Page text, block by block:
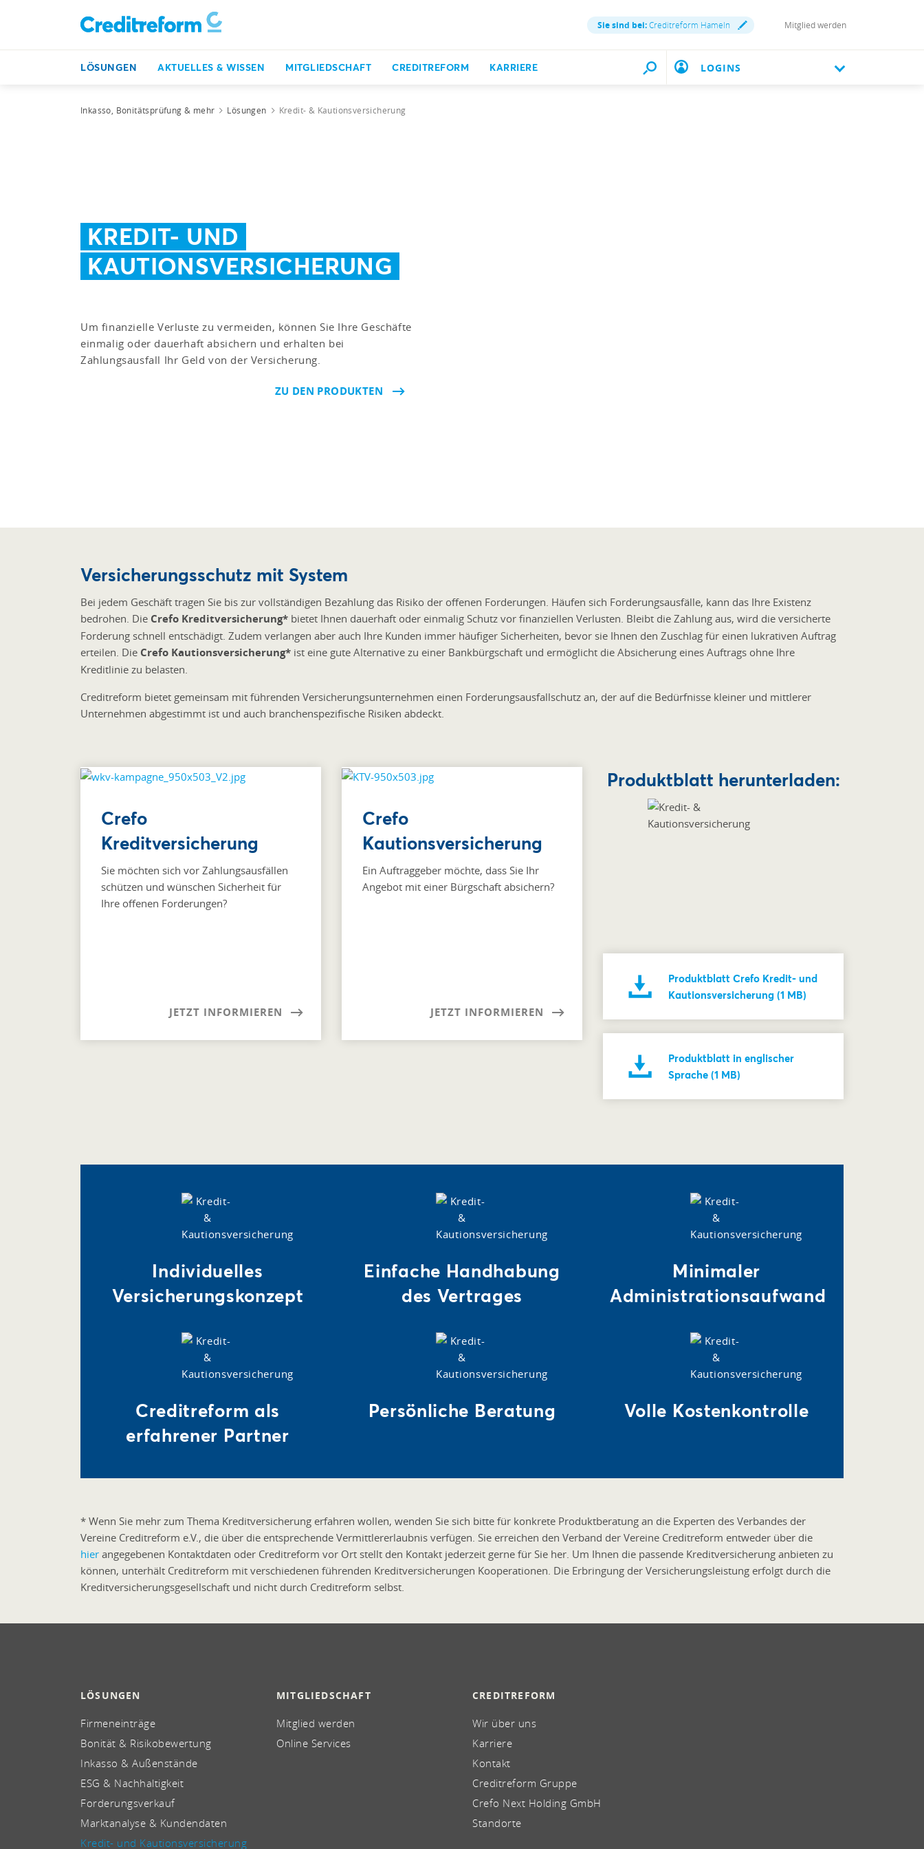
Sie sind bei:Creditreform Hameln Mitglied werden
LÖSUNGEN AKTUELLES & WISSEN MITGLIEDSCHAFT CREDITREFORM KARRIERE LOGINS
Inkasso, Bonitätsprüfung & mehr Lösungen Kredit- & Kautionsversicherung
KREDIT- UND
KAUTIONSVERSICHERUNG
Um finanzielle Verluste zu vermeiden, können Sie Ihre Geschäfte
einmalig oder dauerhaft absichern und erhalten bei
Zahlungsausfall Ihr Geld von der Versicherung.
ZU DEN PRODUKTEN
Versicherungsschutz mit System
Bei jedem Geschäft tragen Sie bis zur vollständigen Bezahlung das Risiko der offenen Forderungen. Häufen sich Forderungsausfälle, kann das Ihre Existenz
bedrohen. Die Crefo Kreditversicherung* bietet Ihnen dauerhaft oder einmalig Schutz vor finanziellen Verlusten. Bleibt die Zahlung aus, wird die versicherte
Forderung schnell entschädigt. Zudem verlangen aber auch Ihre Kunden immer häufiger Sicherheiten, bevor sie Ihnen den Zuschlag für einen lukrativen Auftrag
erteilen. Die Crefo Kautionsversicherung* ist eine gute Alternative zu einer Bankbürgschaft und ermöglicht die Absicherung eines Auftrags ohne Ihre
Kreditlinie zu belasten.
Creditreform bietet gemeinsam mit führenden Versicherungsunternehmen einen Forderungsausfallschutz an, der auf die Bedürfnisse kleiner und mittlerer
Unternehmen abgestimmt ist und auch branchenspezifische Risiken abdeckt.
Crefo
Kreditversicherung
Sie möchten sich vor Zahlungsausfällen
schützen und wünschen Sicherheit für
Ihre offenen Forderungen?
JETZT INFORMIEREN
Crefo
Kautionsversicherung
Ein Auftraggeber möchte, dass Sie Ihr
Angebot mit einer Bürgschaft absichern?
JETZT INFORMIEREN
Produktblatt herunterladen:
Produktblatt Crefo Kredit- und
Kautionsversicherung (1 MB)
Produktblatt in englischer
Sprache (1 MB)
Individuelles
Versicherungskonzept
Creditreform als
erfahrener Partner
Einfache Handhabung
des Vertrages
Persönliche Beratung
Minimaler
Administrationsaufwand
Volle Kostenkontrolle
* Wenn Sie mehr zum Thema Kreditversicherung erfahren wollen, wenden Sie sich bitte für konkrete Produktberatung an die Experten des Verbandes der
Vereine Creditreform e.V., die über die entsprechende Vermittlererlaubnis verfügen. Sie erreichen den Verband der Vereine Creditreform entweder über die
hier angegebenen Kontaktdaten oder Creditreform vor Ort stellt den Kontakt jederzeit gerne für Sie her. Um Ihnen die passende Kreditversicherung anbieten zu
können, unterhält Creditreform mit verschiedenen führenden Kreditversicherungen Kooperationen. Die Erbringung der Versicherungsleistung erfolgt durch die
Kreditversicherungsgesellschaft und nicht durch Creditreform selbst.
LÖSUNGEN
Firmeneinträge
Bonität & Risikobewertung
Inkasso & Außenstände
ESG & Nachhaltigkeit
Forderungsverkauf
Marktanalyse & Kundendaten
Kredit- und Kautionsversicherung
MITGLIEDSCHAFT
Mitglied werden
Online Services
CREDITREFORM
Wir über uns
Karriere
Kontakt
Creditreform Gruppe
Crefo Next Holding GmbH
Standorte